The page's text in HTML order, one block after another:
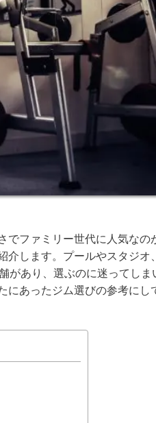
でファミリー世代に人気なの
します。プールやスタジオ
があり、選ぶのに迷ってしま
あったジム選びの参考にし